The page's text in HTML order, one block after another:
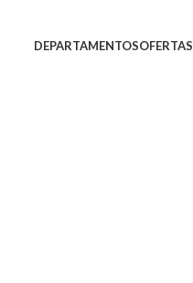
DEPARTAMENTOSOFERTAS